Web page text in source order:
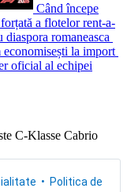
Când începe
a flotelor rent-a-
diaspora romaneasca
la import
oficial al echipei
C-Klasse Cabrio
Politica de